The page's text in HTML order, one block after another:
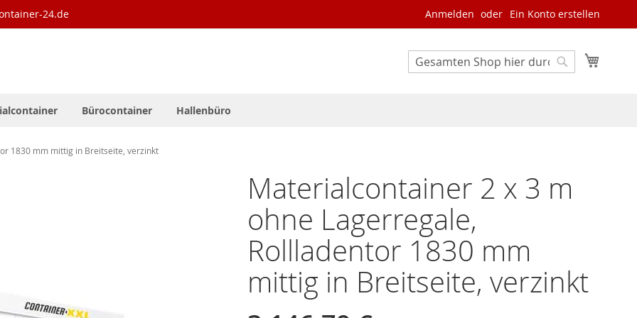
Anmelden Ein Konto erstellen
24.de
Search
Bürocontainer Hallenbüro
1830 mm mittig in Breitseite, verzinkt
Materialcontainer 2 x 3 m
ohne Lagerregale,
Rollladentor 1830 mm
mittig in Breitseite, verzinkt